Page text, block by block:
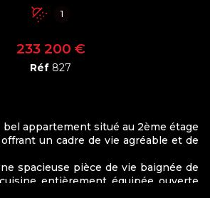
1
233 200 €
Réf 827
bel appartement situé au 2ème étage
un cadre de vie agréable et de
spacieuse pièce de vie baignée de
entièrement équipée ouverte